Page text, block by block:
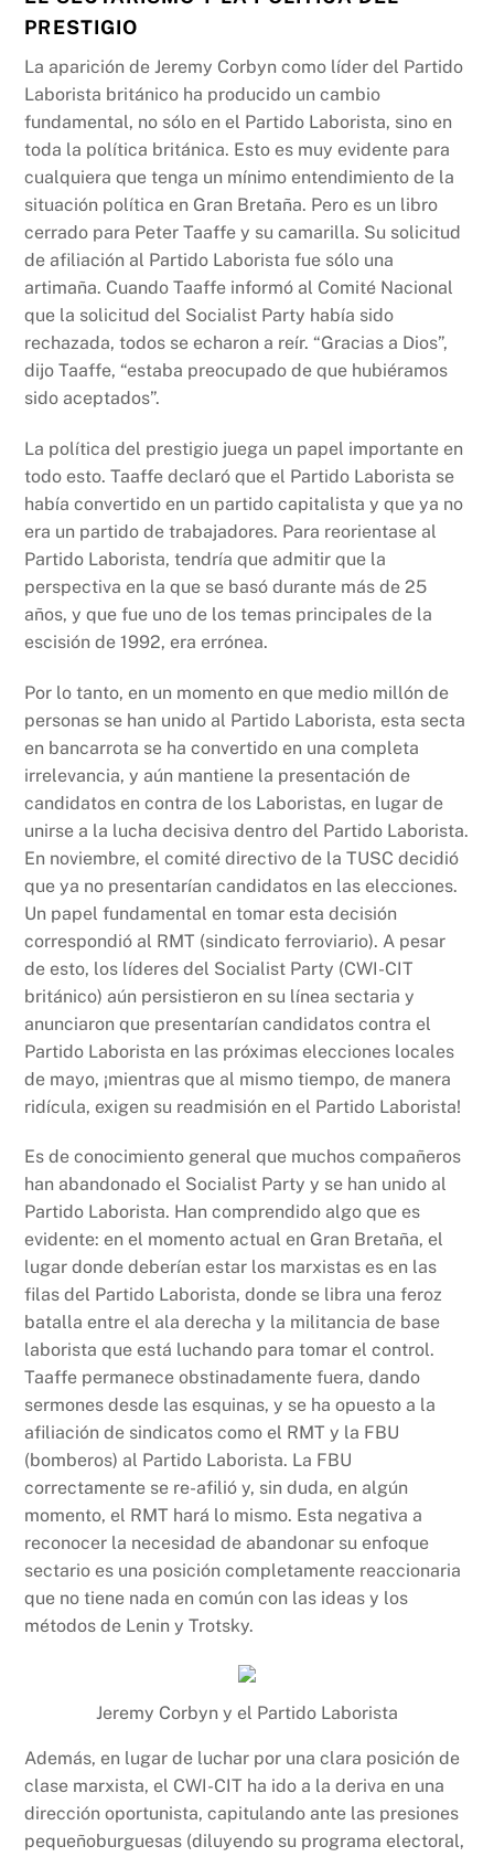
PRESTIGIO
La aparición de Jeremy Corbyn como líder del Partido
Laborista británico ha producido un cambio
fundamental, no sólo en el Partido Laborista, sino en
toda la política británica. Esto es muy evidente para
cualquiera que tenga un mínimo entendimiento de la
situación política en Gran Bretaña. Pero es un libro
cerrado para Peter Taaffe y su camarilla. Su solicitud
de afiliación al Partido Laborista fue sólo una
artimaña. Cuando Taaffe informó al Comité Nacional
que la solicitud del Socialist Party había sido
rechazada, todos se echaron a reír. “Gracias a Dios”,
dijo Taaffe, “estaba preocupado de que hubiéramos
sido aceptados”.
La política del prestigio juega un papel importante en
todo esto. Taaffe declaró que el Partido Laborista se
había convertido en un partido capitalista y que ya no
era un partido de trabajadores. Para reorientase al
Partido Laborista, tendría que admitir que la
perspectiva en la que se basó durante más de 25
años, y que fue uno de los temas principales de la
escisión de 1992, era errónea.
Por lo tanto, en un momento en que medio millón de
personas se han unido al Partido Laborista, esta secta
en bancarrota se ha convertido en una completa
irrelevancia, y aún mantiene la presentación de
candidatos en contra de los Laboristas, en lugar de
unirse a la lucha decisiva dentro del Partido Laborista.
En noviembre, el comité directivo de la TUSC decidió
que ya no presentarían candidatos en las elecciones.
Un papel fundamental en tomar esta decisión
correspondió al RMT (sindicato ferroviario). A pesar
de esto, los líderes del Socialist Party (CWI-CIT
británico) aún persistieron en su línea sectaria y
anunciaron que presentarían candidatos contra el
Partido Laborista en las próximas elecciones locales
de mayo, ¡mientras que al mismo tiempo, de manera
ridícula, exigen su readmisión en el Partido Laborista!
Es de conocimiento general que muchos compañeros
han abandonado el Socialist Party y se han unido al
Partido Laborista. Han comprendido algo que es
evidente: en el momento actual en Gran Bretaña, el
lugar donde deberían estar los marxistas es en las
filas del Partido Laborista, donde se libra una feroz
batalla entre el ala derecha y la militancia de base
laborista que está luchando para tomar el control.
Taaffe permanece obstinadamente fuera, dando
sermones desde las esquinas, y se ha opuesto a la
afiliación de sindicatos como el RMT y la FBU
(bomberos) al Partido Laborista. La FBU
correctamente se re-afilió y, sin duda, en algún
momento, el RMT hará lo mismo. Esta negativa a
reconocer la necesidad de abandonar su enfoque
sectario es una posición completamente reaccionaria
que no tiene nada en común con las ideas y los
métodos de Lenin y Trotsky.
Jeremy Corbyn y el Partido Laborista
Además, en lugar de luchar por una clara posición de
clase marxista, el CWI-CIT ha ido a la deriva en una
dirección oportunista, capitulando ante las presiones
pequeñoburguesas (diluyendo su programa electoral,